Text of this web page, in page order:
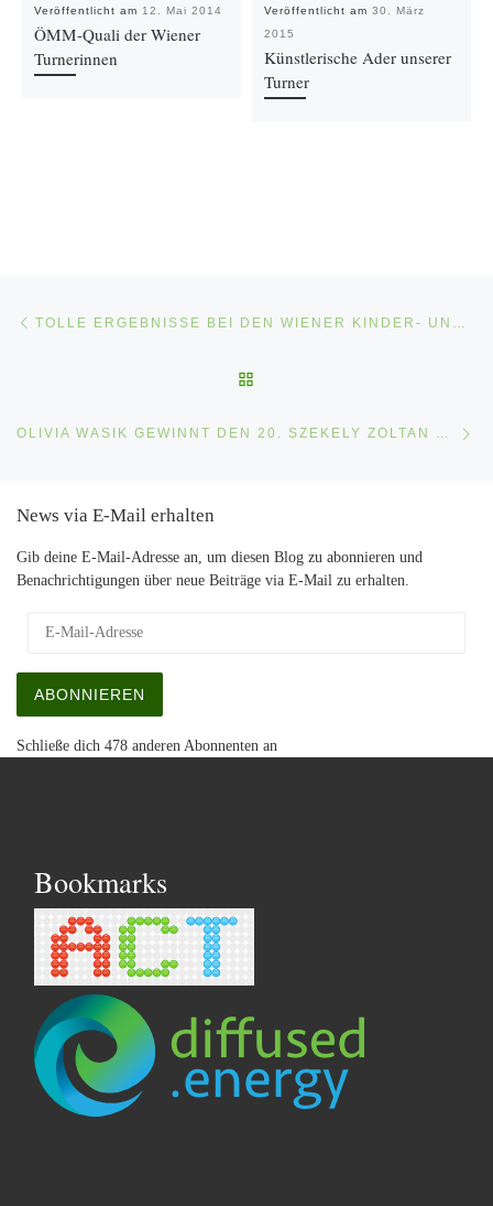
Veröffentlicht am 12. Mai 2014
ÖMM-Quali der Wiener
Turnerinnen
Veröffentlicht am 30. März
2015
Künstlerische Ader unserer
Turner
Beitragsnavigation
OLIVIA WASIK GEWINNT DEN 20. SZEKELY ZOLTAN MEMORIAL IN SOPRON
News via E-Mail erhalten
Gib deine E-Mail-Adresse an, um diesen Blog zu abonnieren und
Benachrichtigungen über neue Beiträge via E-Mail zu erhalten.
ABONNIEREN
Schließe dich 478 anderen Abonnenten an
Bookmarks